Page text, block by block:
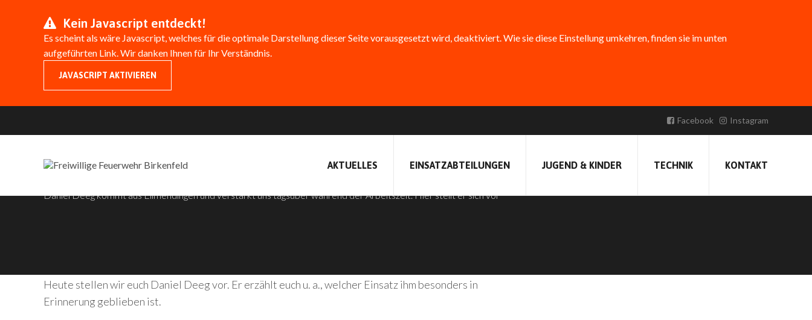
Kein Javascript entdeckt!
Es scheint als wäre Javascript, welches für die optimale Darstellung dieser Seite vorausgesetzt wird, deaktiviert. Wie sie diese Einstellung umkehren, finden sie im unten
aufgeführten Link. Wir danken Ihnen für Ihr Verständnis.
JAVASCRIPT AKTIVIEREN
Facebook Instagram
AKTUELLES EINSATZABTEILUNGEN JUGEND & KINDER TECHNIK KONTAKT
WER IST DENN DAS …? DANIEL DEEG
Daniel Deeg kommt aus Ellmendingen und verstärkt uns tagsüber während der Arbeitszeit. Hier stellt er sich vor
Veröffentlicht vonFFBirkenfeld
Heute stellen wir euch Daniel Deeg vor. Er erzählt euch u. a., welcher Einsatz ihm besonders in
Erinnerung geblieben ist.